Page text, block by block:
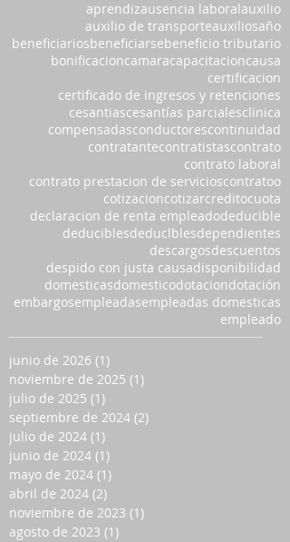
aprendizausencia laboralauxilio
auxilio de transporteauxiliosaño
beneficiariosbeneficiarsebeneficio tributario
bonificacioncamaracapacitacioncausa
certificacion
certificado de ingresos y retenciones
cesantiascesantías parcialesclinica
compensadasconductorescontinuidad
contratantecontratistascontrato
contrato laboral
contrato prestacion de servicioscontratoo
cotizacioncotizarcreditocuota
declaracion de renta empleadodeducible
deduciblesdeduclblesdependientes
descargosdescuentos
despido con justa causadisponibilidad
domesticasdomesticodotaciondotación
embargosempleadasempleadas domesticas
empleado
junio de 2026 (1)
noviembre de 2025 (1)
julio de 2025 (1)
septiembre de 2024 (2)
julio de 2024 (1)
junio de 2024 (1)
mayo de 2024 (1)
abril de 2024 (2)
noviembre de 2023 (1)
agosto de 2023 (1)